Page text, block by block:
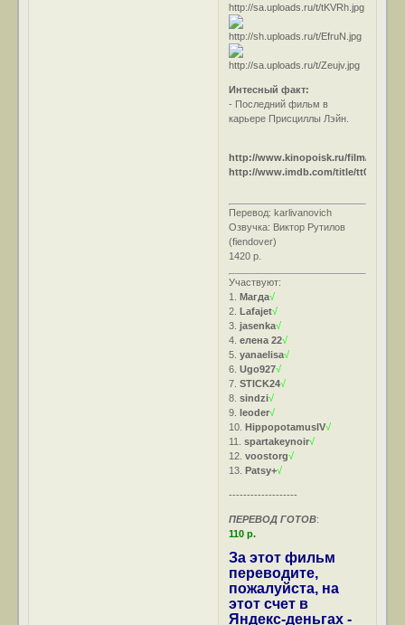
Интесный факт:
- Последний фильм в
карьере Присциллы Лэйн.
http://www.kinopoisk.ru/film/20083/
http://www.imdb.com/title/tt0040178/
Перевод: karlivanovich
Озвучка: Виктор Рутилов
(fiendover)
1420 р.
Участвуют:
1.Магда√
2.Lafajet√
3.jasenka√
4.елена 22√
5.yanaelisa√
6.Ugo927√
7.STICK24√
8.sindzi√
9.leoder√
10.HippopotamusIV√
11.spartakeynoir√
12.voostorg√
13.Patsy+√
-------------------
ПЕРЕВОД ГОТОВ:
110 р.
За этот фильм
переводите,
пожалуйста, на
этот счет в
Яндекс-деньгах -